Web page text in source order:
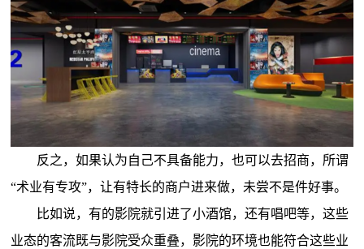
反之，如果认为自己不具备能力，也可以去招商，所谓
“术业有专攻”，让有特长的商户进来做，未尝不是件好事。
比如说，有的影院就引进了小酒馆，还有唱吧等，这些
业态的客流既与影院受众重叠，影院的环境也能符合这些业